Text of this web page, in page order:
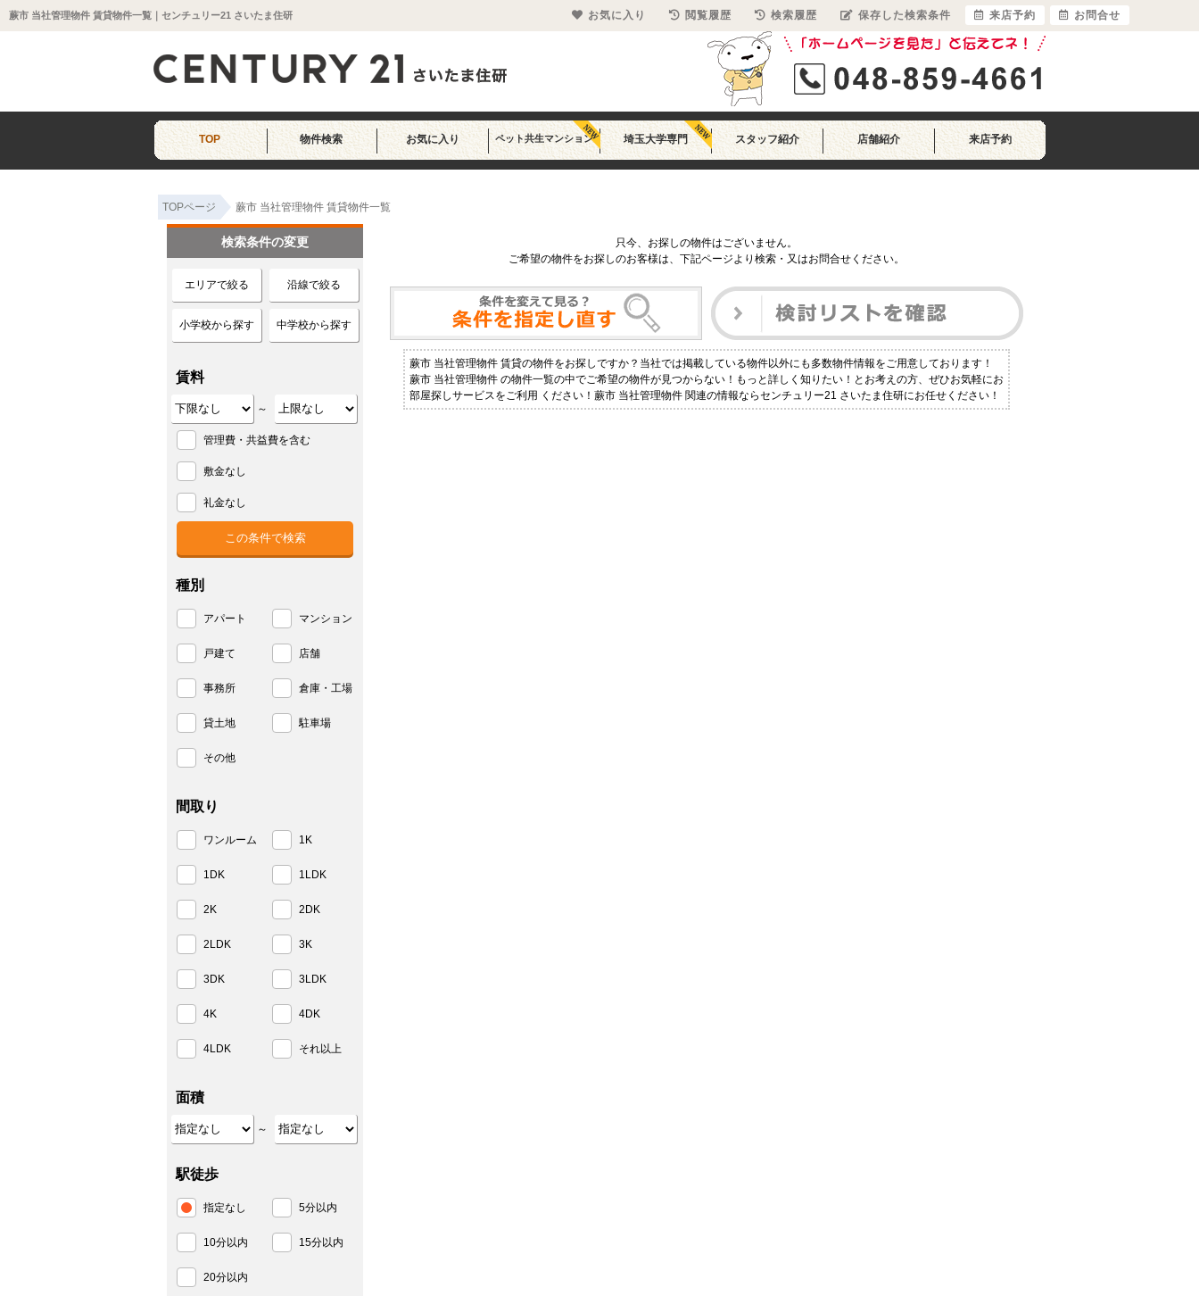
蕨市 当社管理物件 賃貸物件一覧｜センチュリー21 さいたま住研
TOP 物件検索 お気に入り ペット共生マンション 埼玉大学専門 スタッフ紹介 店舗紹介 来店予約
TOPページ 蕨市 当社管理物件 賃貸物件一覧
只今、お探しの物件はございません。
ご希望の物件をお探しのお客様は、下記ページより検索・又はお問合せください。
蕨市 当社管理物件 賃貸の物件をお探しですか？当社では掲載している物件以外にも多数物件情報をご用意しております！
蕨市 当社管理物件 の物件一覧の中でご希望の物件が見つからない！もっと詳しく知りたい！とお考えの方、ぜひお気軽にお
部屋探しサービスをご利用 ください！蕨市 当社管理物件 関連の情報ならセンチュリー21 さいたま住研にお任せください！
検索条件の変更
エリアで絞る 沿線で絞る
小学校から探す 中学校から探す
賃料
～
管理費・共益費を含む
敷金なし
礼金なし
種別
アパート マンション
戸建て 店舗
事務所 倉庫・工場
貸土地 駐車場
その他
間取り
ワンルーム 1K
1DK 1LDK
2K 2DK
2LDK 3K
3DK 3LDK
4K 4DK
4LDK それ以上
面積
～
駅徒歩
指定なし 5分以内
10分以内 15分以内
20分以内
お気に入り 閲覧履歴 検索履歴 保存した検索条件 来店予約 お問合せ